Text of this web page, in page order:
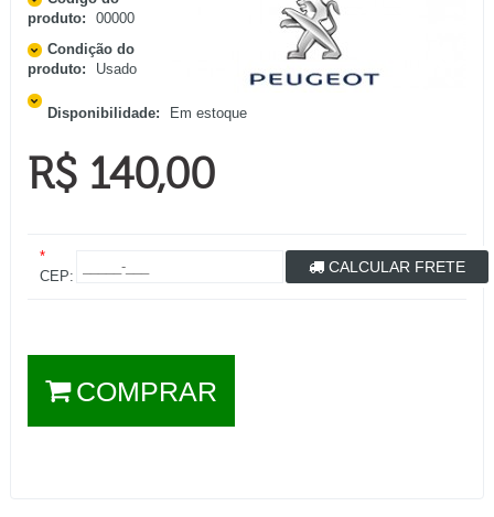
produto:
00000
Condição do
produto:
Usado
Disponibilidade: Em estoque
R$ 140,00
*
CEP:
CALCULAR FRETE
COMPRAR